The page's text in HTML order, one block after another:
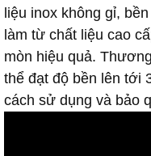
liệu inox không gỉ,
làm từ chất liệu cao
mòn hiệu quả.
thể đạt độ bền lên tới
cách sử dụng và bảo